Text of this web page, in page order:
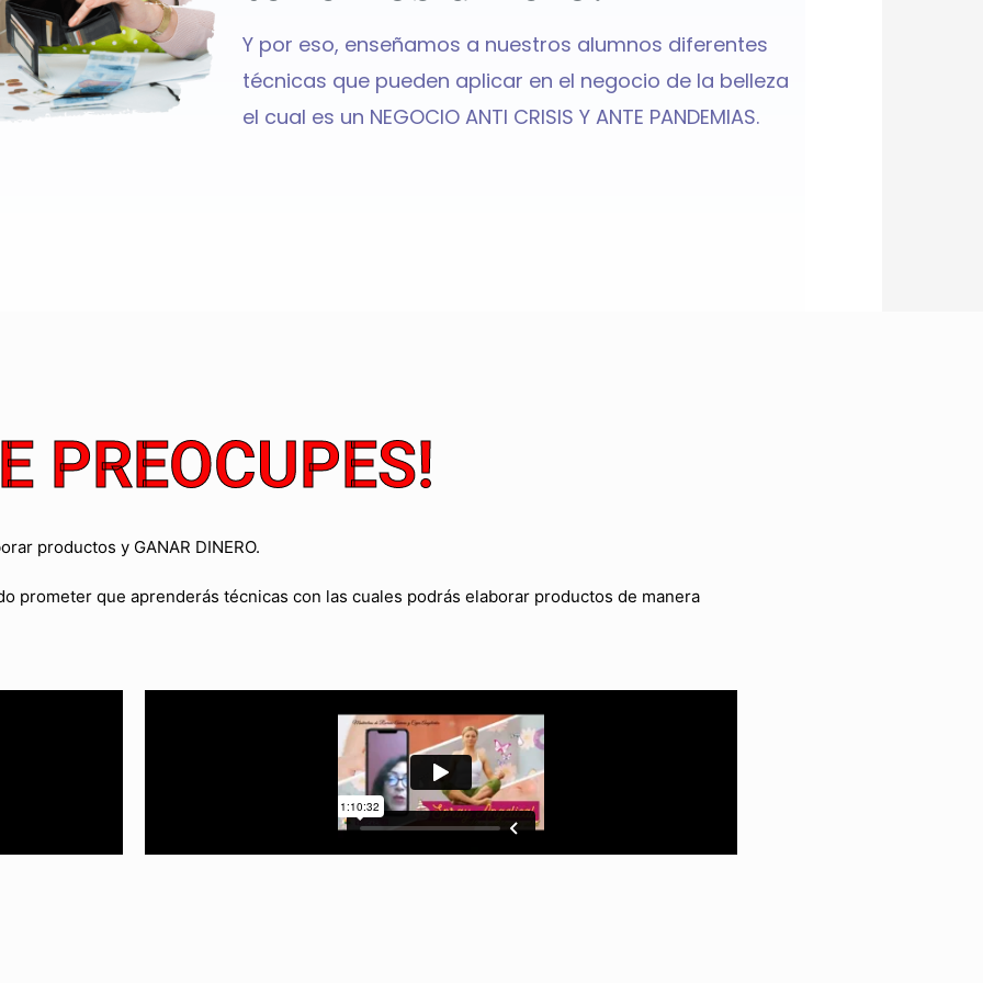
Y por eso, enseñamos a nuestros alumnos diferentes
técnicas que pueden aplicar en el negocio de la belleza
el cual es un NEGOCIO ANTI CRISIS Y ANTE PANDEMIAS.
PREOCUPES!
productos y GANAR DINERO.
prometer que aprenderás técnicas con las cuales podrás elaborar productos de manera